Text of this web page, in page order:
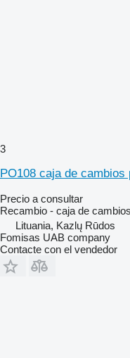
3
PO108 caja de
Precio a consultar
Recambio - caja de cambios
Lituania, Kazlų Rūdos
Fomisas UAB company
Contacte con el vendedor